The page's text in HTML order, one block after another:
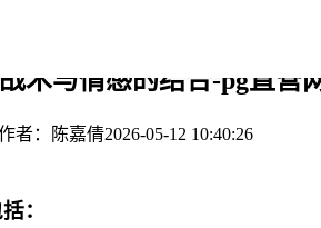
术与情感的结合-pg直营
者： 陈嘉倩2026-05-12 10:40:26
：